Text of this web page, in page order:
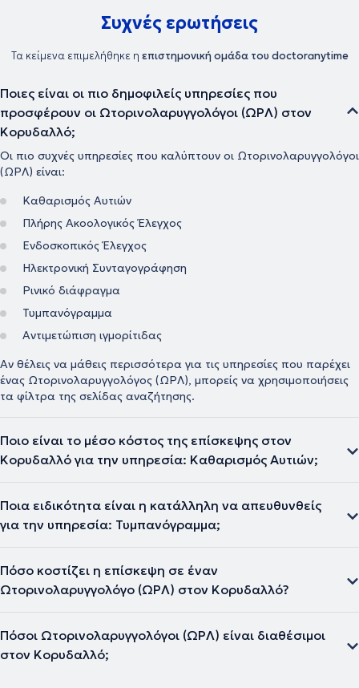
Συχνές ερωτήσεις
Τα κείμενα επιμελήθηκε η επιστημονική ομάδα του doctoranytime
Ποιες είναι οι πιο δημοφιλείς υπηρεσίες που
προσφέρουν οι Ωτορινολαρυγγολόγοι (ΩΡΛ) στον
Κορυδαλλό;
Οι πιο συχνές υπηρεσίες που καλύπτουν οι Ωτορινολαρυγγολόγοι
(ΩΡΛ) είναι:
Καθαρισμός Αυτιών
Πλήρης Ακοολογικός Έλεγχος
Ενδοσκοπικός Έλεγχος
Ηλεκτρονική Συνταγογράφηση
Ρινικό διάφραγμα
Τυμπανόγραμμα
Αντιμετώπιση ιγμορίτιδας
Αν θέλεις να μάθεις περισσότερα για τις υπηρεσίες που παρέχει
ένας Ωτορινολαρυγγολόγος (ΩΡΛ), μπορείς να χρησιμοποιήσεις
τα φίλτρα της σελίδας αναζήτησης.
Ποιο είναι το μέσο κόστος της επίσκεψης στον
Κορυδαλλό για την υπηρεσία: Καθαρισμός Αυτιών;
Ποια ειδικότητα είναι η κατάλληλη να απευθυνθείς
για την υπηρεσία: Τυμπανόγραμμα;
Πόσο κοστίζει η επίσκεψη σε έναν
Ωτορινολαρυγγολόγο (ΩΡΛ) στον Κορυδαλλό?
Πόσοι Ωτορινολαρυγγολόγοι (ΩΡΛ) είναι διαθέσιμοι
στον Κορυδαλλό;